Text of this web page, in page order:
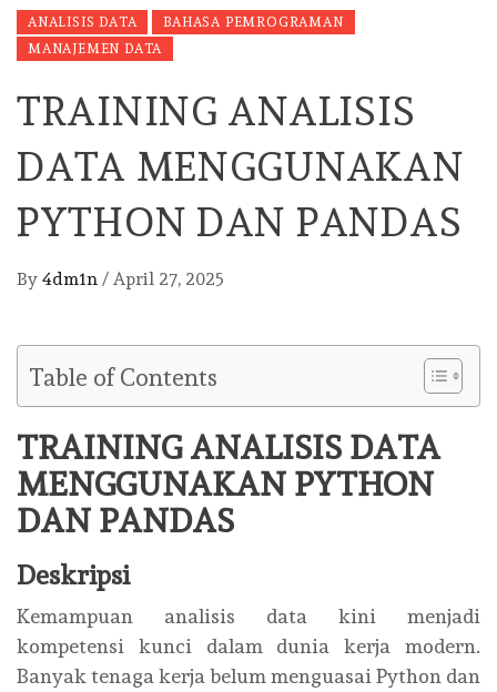
ANALISIS DATA
BAHASA PEMROGRAMAN
MANAJEMEN DATA
TRAINING ANALISIS
DATA MENGGUNAKAN
PYTHON DAN PANDAS
By 4dm1n / April 27, 2025
Table of Contents
TRAINING ANALISIS DATA
MENGGUNAKAN PYTHON
DAN PANDAS
Deskripsi
Kemampuan analisis data kini menjadi
kompetensi kunci dalam dunia kerja modern.
Banyak tenaga kerja belum menguasai Python dan